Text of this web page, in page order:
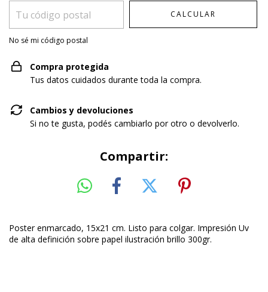
CALCULAR
No sé mi código postal
Compra protegida
Tus datos cuidados durante toda la compra.
Cambios y devoluciones
Si no te gusta, podés cambiarlo por otro o devolverlo.
Compartir:
Poster enmarcado, 15x21 cm. Listo para colgar. Impresión Uv
de alta definición sobre papel ilustración brillo 300gr.